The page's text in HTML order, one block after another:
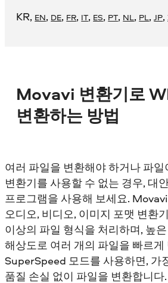
KR, EN, DE, FR, IT, ES, PT, NL, PL,JP,
Movavi 변환기로
변환하는 방법
여러 파일을 변환해야 하거나 파
변환기를 사용할 수 없는 경우, 대
프로그램을 사용해 보세요.
오디오, 비디오, 이미지 포맷 변환
이상의 파일 형식을 처리하며, 높
해상도로 여러 개의 파일을 빠르
SuperSpeed 모드를 사용하면, 가
품질 손실 없이 파일을 변환합니